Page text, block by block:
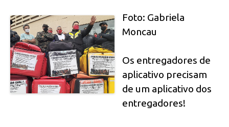
Foto: Gabriela
Moncau
Os entregadores de
aplicativo precisam
de um aplicativo dos
entregadores!